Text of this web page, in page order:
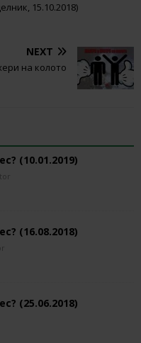
15.10.2018)
NEXT
на колото
(10.01.2019)
(16.08.2018)
(25.06.2018)